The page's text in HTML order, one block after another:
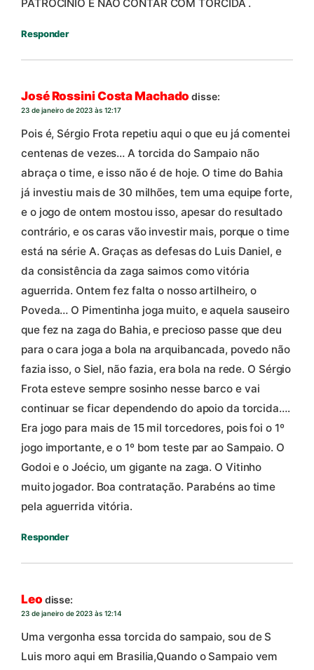
PATROCINIO E NÃO CONTAR COM TORCIDA .
Responder
José Rossini Costa Machado disse:
23 de janeiro de 2023 às 12:17
Pois é, Sérgio Frota repetiu aqui o que eu já comentei
centenas de vezes… A torcida do Sampaio não
abraça o time, e isso não é de hoje. O time do Bahia
já investiu mais de 30 milhões, tem uma equipe forte,
e o jogo de ontem mostou isso, apesar do resultado
contrário, e os caras vão investir mais, porque o time
está na série A. Graças as defesas do Luis Daniel, e
da consistência da zaga saimos como vitória
aguerrida. Ontem fez falta o nosso artilheiro, o
Poveda… O Pimentinha joga muito, e aquela sauseiro
que fez na zaga do Bahia, e precioso passe que deu
para o cara joga a bola na arquibancada, povedo não
fazia isso, o Siel, não fazia, era bola na rede. O Sérgio
Frota esteve sempre sosinho nesse barco e vai
continuar se ficar dependendo do apoio da torcida….
Era jogo para mais de 15 mil torcedores, pois foi o 1º
jogo importante, e o 1º bom teste par ao Sampaio. O
Godoi e o Joécio, um gigante na zaga. O Vitinho
muito jogador. Boa contratação. Parabéns ao time
pela aguerrida vitória.
Responder
Leo disse:
23 de janeiro de 2023 às 12:14
Uma vergonha essa torcida do sampaio, sou de S
Luis moro aqui em Brasilia,Quando o Sampaio vem